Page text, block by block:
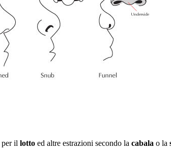
per il lotto ed altre estrazioni secondo la cabala o la